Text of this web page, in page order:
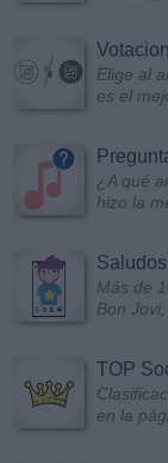
Elige al
es el
¿A qué
hizo la
Más de
Bon Jovi,
TOP
en la